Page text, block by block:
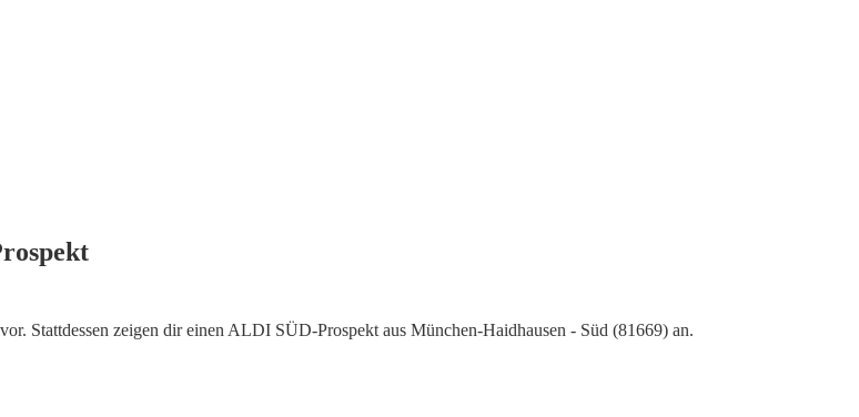
Stattdessen zeigen dir einen ALDI SÜD-Prospekt aus München-Haidhausen - Süd (81669) an.